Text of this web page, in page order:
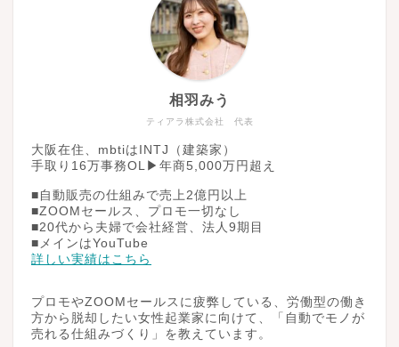
ティアラ株式会社 代表
相羽みう
大阪在住、mbtiはINTJ（建築家）
手取り16万事務OL▶︎年商5,000万円超え
■自動販売の仕組みで売上2億円以上
■ZOOMセールス、プロモ一切なし
■20代から夫婦で会社経営、法人9期目
■メインはYouTube
詳しい実績はこちら
プロモやZOOMセールスに疲弊している、労働型の働き
方から脱却したい女性起業家に向けて、「自動でモノが
売れる仕組みづくり」を教えています。